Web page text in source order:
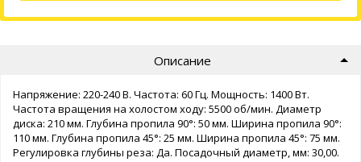
Описание
Напряжение: 220-240 В. Частота: 60 Гц. Мощность: 1400 Вт.
Частота вращения на холостом ходу: 5500 об/мин. Диаметр
диска: 210 мм. Глубина пропила 90°: 50 мм. Ширина пропила 90°:
110 мм. Глубина пропила 45°: 25 мм. Ширина пропила 45°: 75 мм.
Регулировка глубины реза: Да. Посадочный диаметр, мм: 30,00.